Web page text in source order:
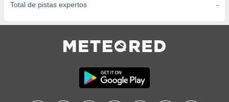
Total de pistas expertos -